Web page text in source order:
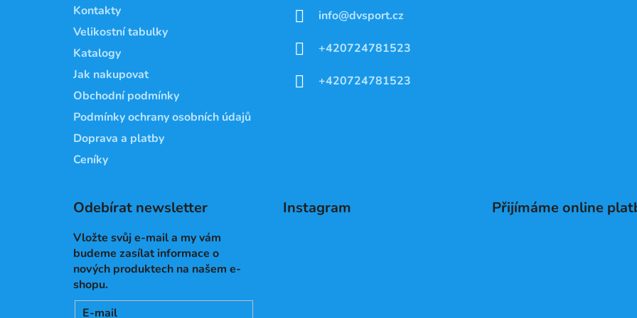
Kontakty
Velikostní tabulky
Katalogy
Jak nakupovat
Obchodní podmínky
Podmínky ochrany osobních údajů
Doprava a platby
Ceníky
info@dvsport.cz
+420724781523
+420724781523
Odebírat newsletter
Vložte svůj e-mail a my vám
budeme zasílat informace o
nových produktech na našem e-
shopu.
E-mail
Instagram Přijímáme online